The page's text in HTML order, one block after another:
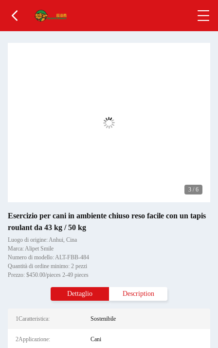
3 / 6
Esercizio per cani in ambiente chiuso reso facile con un tapis
roulant da 43 kg / 50 kg
Luogo di origine: Anhui, Cina
Marca: Alipet Smile
Numero di modello: ALT-FBB-484
Quantità di ordine minimo: 2 pezzi
Prezzo: $450.00/pieces 2-49 pieces
Dettaglio Description
1Caratteristica: Sostenibile
2Applicazione: Cani